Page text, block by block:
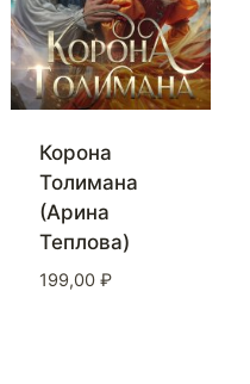
Корона
Толимана
(Арина
Теплова)
199,00 ₽